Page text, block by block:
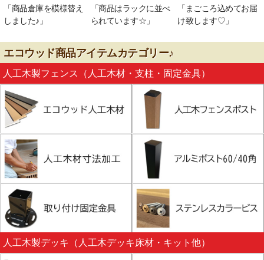
「商品倉庫を模様替え
しました♪」
「商品はラックに並べ
られています☆」
「まごころ込めてお届
け致します♡」
エコウッド商品アイテムカテゴリー♪
人工木製フェンス（人工木材・支柱・固定金具）
人工木製デッキ（人工木デッキ床材・キット他）